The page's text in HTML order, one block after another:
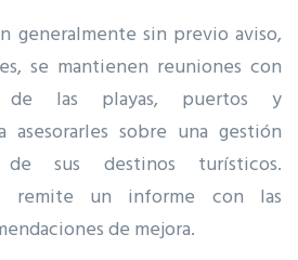
generalmente sin previo aviso,
se mantienen reuniones con
de las playas, puertos y
asesorarles sobre una gestión
de sus destinos turísticos.
remite un informe con las
de mejora.